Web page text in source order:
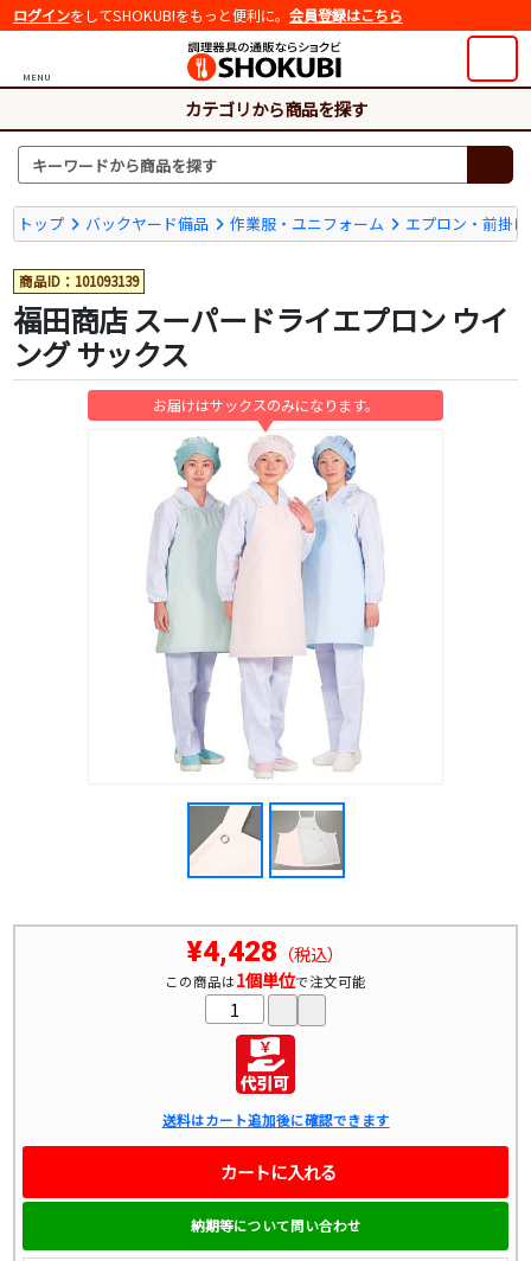
ログインをしてSHOKUBIをもっと便利に。 会員登録はこちら
MENU
カテゴリから商品を探す
トップ バックヤード備品 作業服・ユニフォーム エプロン・前掛け
商品ID：101093139
福田商店 スーパードライエプロン ウイ
ング サックス
¥4,428 （税込）
この商品は1個単位で注文可能
送料はカート追加後に確認できます
カートに入れる
納期等について問い合わせ
お届けはサックスのみになります。